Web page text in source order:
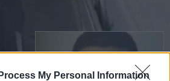
My Personal Information